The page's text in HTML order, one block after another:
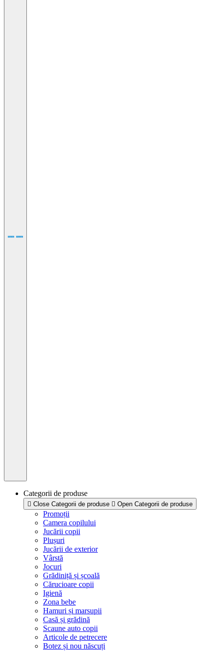
Categorii de produse
Close Categorii de produse Open Categorii de produse
Promoții
Camera copilului
Jucării copii
Plușuri
Jucării de exterior
Vârstă
Jocuri
Grădiniță și școală
Cărucioare copii
Igienă
Zona bebe
Hamuri și marsupii
Casă și grădină
Scaune auto copii
Articole de petrecere
Botez și nou născuți